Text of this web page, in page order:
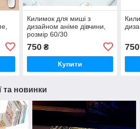
Килимок для миші з
дизайном аніме дівчини,
розмір 60/30
750₴
Купити
750
та новинки